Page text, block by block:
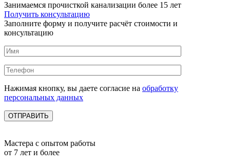
Занимаемся прочисткой канализации более 15 лет
Получить консультацию
Заполните форму и получите расчёт стоимости и
консультацию
Нажимая кнопку, вы даете согласие на обработку
персональных данных
Мастера с опытом работы
от 7 лет и более